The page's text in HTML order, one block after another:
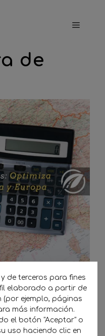
Menú
de
Gratis
por Transporte
gratuitas
de terceros para fines
elaborado a partir de
ejemplo, páginas
más información.
el botón "Aceptar" o
uso haciendo clic en